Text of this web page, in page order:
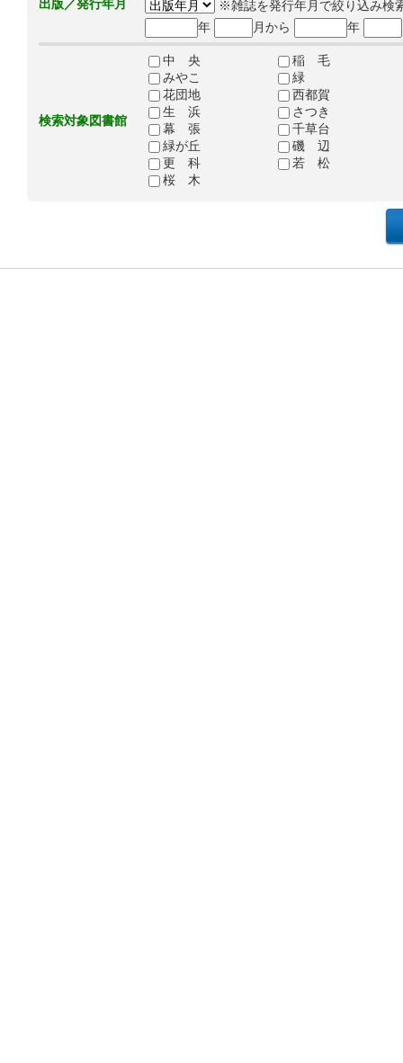
出版／発行年月
※雑誌を発行年月で絞り込み検
年
月から 年
検索対象図書館
中 央
稲 毛
みやこ
緑
花団地
西都賀
生 浜
さつき
幕 張
千草台
緑が丘
磯 辺
更 科
若 松
桜 木